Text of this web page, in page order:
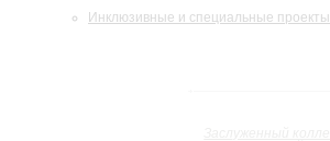
Инклюзивные и специальные проекты